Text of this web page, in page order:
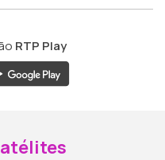
RTP Play